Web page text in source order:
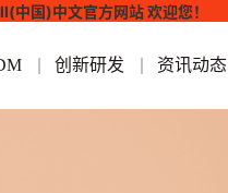
中国)中文官方网站 欢迎您！
创新研发 资讯动态